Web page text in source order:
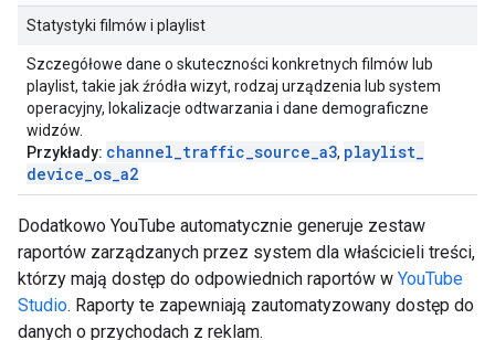
Statystyki filmów i playlist
Szczegółowe dane o skuteczności konkretnych filmów lub
playlist, takie jak źródła wizyt, rodzaj urządzenia lub system
operacyjny, lokalizacje odtwarzania i dane demograficzne
widzów.
Przykłady: channel_traffic_source_a3, playlist_
device_os_a2
Dodatkowo YouTube automatycznie generuje zestaw
raportów zarządzanych przez system dla właścicieli treści,
którzy mają dostęp do odpowiednich raportów w YouTube
Studio. Raporty te zapewniają zautomatyzowany dostęp do
danych o przychodach z reklam.